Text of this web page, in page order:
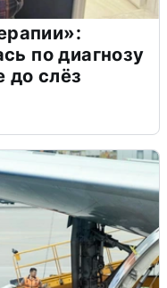
по диагнозу
до слёз